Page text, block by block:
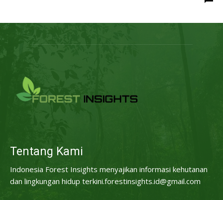
Tentang Kami
Indonesia Forest Insights menyajikan informasi kehutanan
dan lingkungan hidup terkini.forestinsights.id@gmail.com